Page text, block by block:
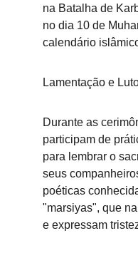
na Batalha de
no dia 10 de
calendário
Lamentação e
Durante as
participam de
para lembrar o
seus
poéticas
"marsiyas", que
e expressam